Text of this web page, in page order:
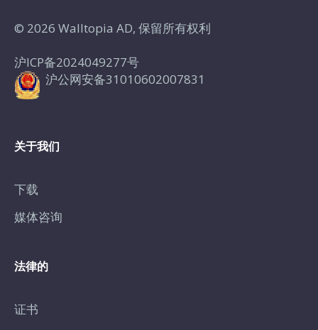
© 2026 Walltopia AD, 保留所有权利
沪ICP备2024049277号
沪公网安备31010602007831
关于我们
下载
媒体咨询
法律的
证书